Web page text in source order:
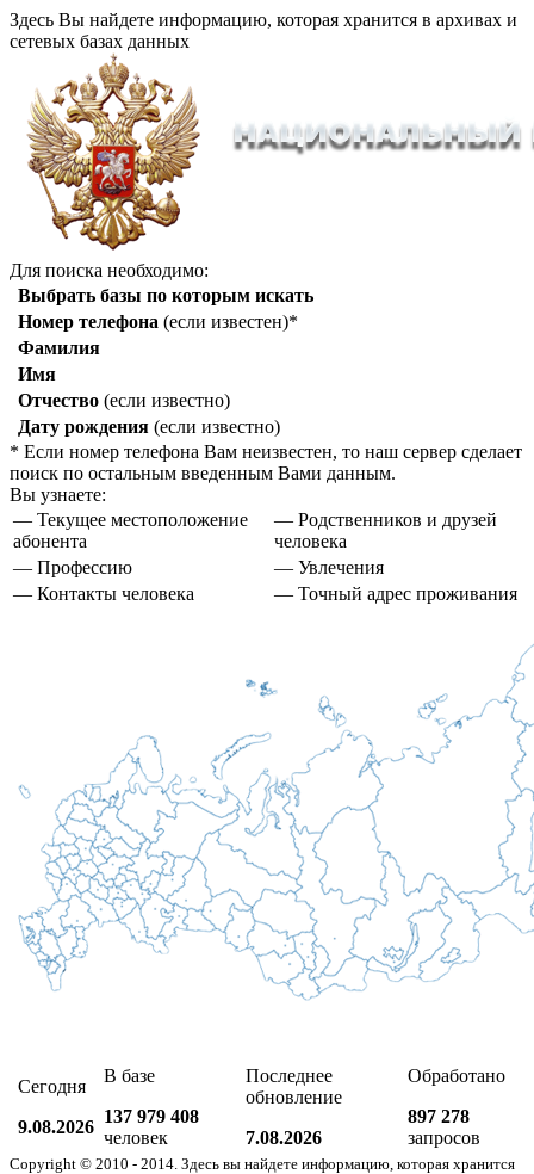
Здесь Вы найдете информацию, которая хранится в архивах и
сетевых базах данных
Для поиска необходимо:
Выбрать базы по которым искать
Номер телефона (если известен)*
Фамилия
Имя
Отчество (если известно)
Дату рождения (если известно)
* Если номер телефона Вам неизвестен, то наш сервер сделает
поиск по остальным введенным Вами данным.
Вы узнаете:
— Текущее местоположение
абонента
— Родственников и друзей
человека
— Профессию
— Увлечения
— Контакты человека
— Точный адрес проживания
Сегодня
9.08.2026
В базе
137 979 408
человек
Последнее
обновление
7.08.2026
Обработано
897 278
запросов
Copyright © 2010 - 2014. Здесь вы найдете информацию, которая хранится